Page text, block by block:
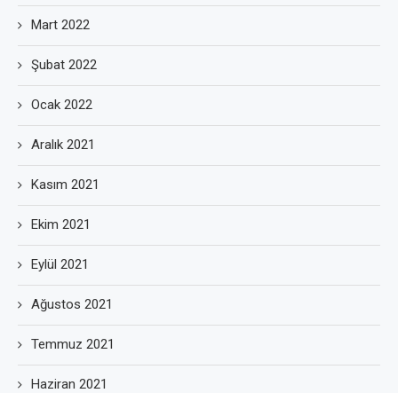
Mart 2022
Şubat 2022
Ocak 2022
Aralık 2021
Kasım 2021
Ekim 2021
Eylül 2021
Ağustos 2021
Temmuz 2021
Haziran 2021